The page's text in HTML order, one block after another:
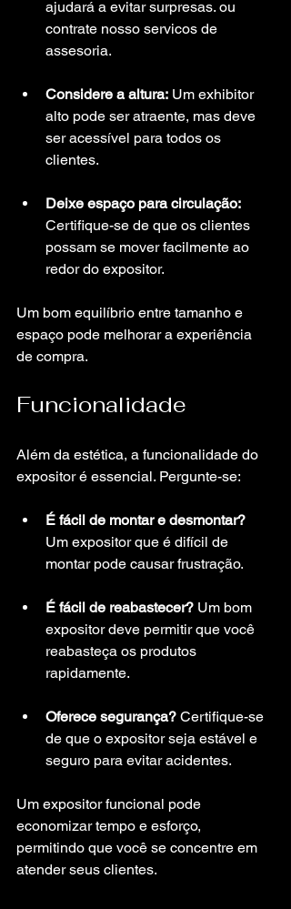
ajudará a evitar surpresas. ou
contrate nosso servicos de
assesoria.
Considere a altura: Um exhibitor
alto pode ser atraente, mas deve
ser acessível para todos os
clientes.
Deixe espaço para circulação:
Certifique-se de que os clientes
possam se mover facilmente ao
redor do expositor.
Um bom equilíbrio entre tamanho e
espaço pode melhorar a experiência
de compra.
Funcionalidade
Além da estética, a funcionalidade do
expositor é essencial. Pergunte-se:
É fácil de montar e desmontar?
Um expositor que é difícil de
montar pode causar frustração.
É fácil de reabastecer? Um bom
expositor deve permitir que você
reabasteça os produtos
rapidamente.
Oferece segurança? Certifique-se
de que o expositor seja estável e
seguro para evitar acidentes.
Um expositor funcional pode
economizar tempo e esforço,
permitindo que você se concentre em
atender seus clientes.